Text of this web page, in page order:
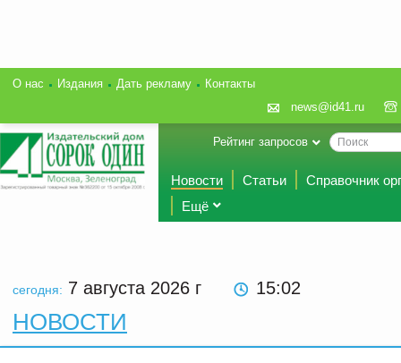
О нас Издания Дать рекламу
Контакты
news@id41.ru
Рейтинг запросов
Новости Статьи
Справочник
Ещё
сегодня: 7 августа 2026 г 15:02
НОВОСТИ